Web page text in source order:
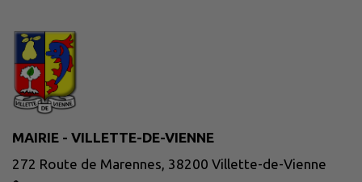
MAIRIE - VILLETTE-DE-VIENNE
272 Route de Marennes, 38200 Villette-de-Vienne